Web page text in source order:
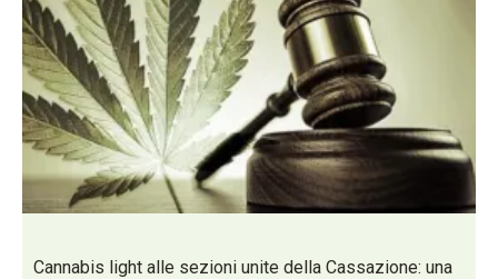
Cannabis light alle sezioni unite della Cassazione: una